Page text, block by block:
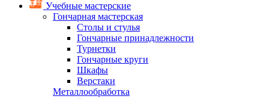
Учебные мастерские
Гончарная мастерская
Столы и стулья
Гончарные принадлежности
Турнетки
Гончарные круги
Шкафы
Верстаки
Металлообработка